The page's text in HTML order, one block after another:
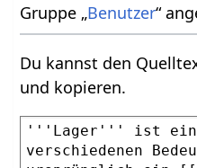
Gruppe „Benutzer“
Du kannst den
und kopieren.